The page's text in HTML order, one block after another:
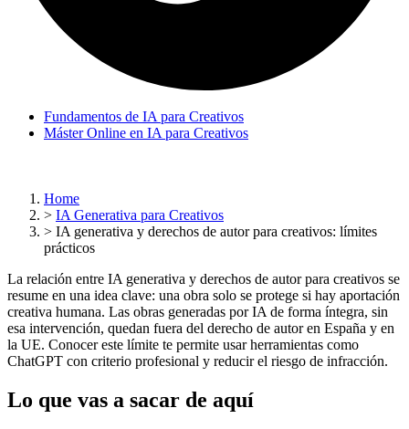
Fundamentos de IA para Creativos
Máster Online en IA para Creativos
Home
> IA Generativa para Creativos
> IA generativa y derechos de autor para creativos: límites
prácticos
La relación entre IA generativa y derechos de autor para creativos se
resume en una idea clave: una obra solo se protege si hay aportación
creativa humana. Las obras generadas por IA de forma íntegra, sin
esa intervención, quedan fuera del derecho de autor en España y en
la UE. Conocer este límite te permite usar herramientas como
ChatGPT con criterio profesional y reducir el riesgo de infracción.
Lo que vas a sacar de aquí